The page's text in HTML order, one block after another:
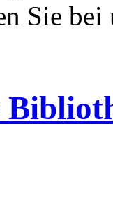
Sie